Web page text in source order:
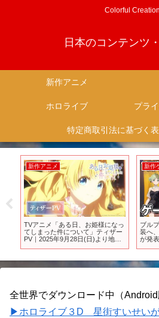
Colorful
日本のコンテンツ
新作アニメ
ホロライブ
新作アニメ
TVアニメ「ある日、お姫様になっ
てしまった件について」ティザー
PV｜2025年9月28日(日)より地上
新作
ブル
装へ
が発
全世界でダウンロード中（Android
▶ホロライブ３D 星街すいせいが